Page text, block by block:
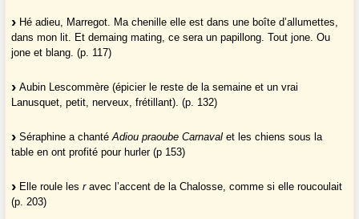
Hé adieu, Marregot. Ma chenille elle est dans une boîte d’allumettes,
dans mon lit. Et demaing mating, ce sera un papillong. Tout jone. Ou
jone et blang. (p. 117)
Aubin Lescommère (épicier le reste de la semaine et un vrai
Lanusquet, petit, nerveux, frétillant). (p. 132)
Séraphine a chantéAdiou praoube Carnaval et les chiens sous la
table en ont profité pour hurler (p 153)
Elle roule lesravec l’accent de la Chalosse, comme si elle roucoulait
(p. 203)